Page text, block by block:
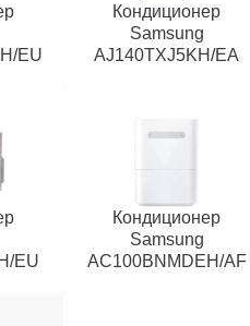
EU
Кондиционер
Samsung
AJ140TXJ5KH/EA
EU
Кондиционер
Samsung
AC100BNMDEH/AF